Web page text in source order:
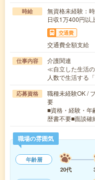
時給
無資格未経験
日収1万400円以
交通費
交通費全額支給
仕事内容
介護関連
≪自立した生活
人数で生活する
応募資格
職種未経験OK /
要
■資格・経験・年
歴書不要■面談
職場の雰囲気
年齢層
20代